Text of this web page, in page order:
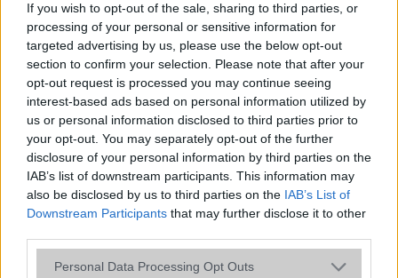
If you wish to opt-out of the sale, sharing to third parties, or
processing of your personal or sensitive information for
targeted advertising by us, please use the below opt-out
section to confirm your selection. Please note that after your
opt-out request is processed you may continue seeing
interest-based ads based on personal information utilized by
us or personal information disclosed to third parties prior to
your opt-out. You may separately opt-out of the further
disclosure of your personal information by third parties on the
IAB’s list of downstream participants. This information may
also be disclosed by us to third parties on the IAB’s List of
Downstream Participants that may further disclose it to other
Please note that this website/app uses one or more Google
Personal Data Processing Opt Outs
iPhone 18 bemutató dátum - ekkor
rántja le a leplet az Apple az új
csúcsmobilokról
2026.06.29| Phone Arena
A szeptemberi eseményen az iPhone 18 Pro modellek
mellett a régóta pletykált hajlítható iPhone Ultra is
bemutatkozhat, miközben az áremelésekről szóló
találgatások továbbra is beárnyékolják a rajtot.
Az Android rejtett automatizmusai: hat
funkció, amely észrevétlenül könnyíti
meg a mindennapokat
2026.06.14| Android Police
Sok felhasználó külön alkalmazásokra esküszik, pedig az